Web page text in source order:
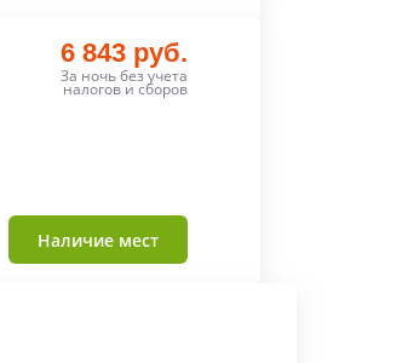
6 843 руб.
За ночь без учета
налогов и сборов
Наличие мест